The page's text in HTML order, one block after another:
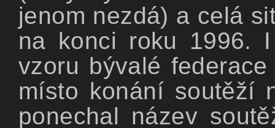
jenom nezdá) a celá
na konci roku 1996.
vzoru bývalé
místo konání soutěží
ponechal název